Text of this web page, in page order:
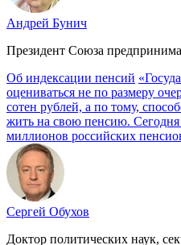
Андрей Бунич
Президент Союза
Об индексации пенсий
оцениваться не по размеру
сотен рублей, а по тому,
жить на свою пенсию. Сегодня
миллионов российских
Сергей Обухов
Доктор политических наук,